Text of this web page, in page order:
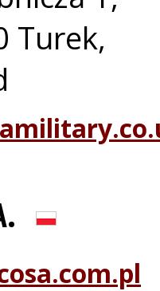
Turek,